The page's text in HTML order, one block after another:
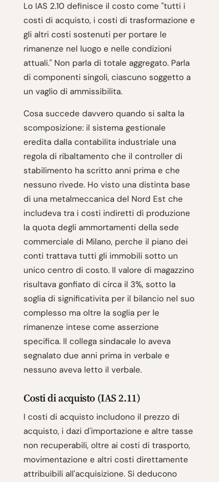
Lo IAS 2.10 definisce il costo come "tutti i
costi di acquisto, i costi di trasformazione e
gli altri costi sostenuti per portare le
rimanenze nel luogo e nelle condizioni
attuali." Non parla di totale aggregato. Parla
di componenti singoli, ciascuno soggetto a
un vaglio di ammissibilita.
Cosa succede davvero quando si salta la
scomposizione: il sistema gestionale
eredita dalla contabilita industriale una
regola di ribaltamento che il controller di
stabilimento ha scritto anni prima e che
nessuno rivede. Ho visto una distinta base
di una metalmeccanica del Nord Est che
includeva tra i costi indiretti di produzione
la quota degli ammortamenti della sede
commerciale di Milano, perche il piano dei
conti trattava tutti gli immobili sotto un
unico centro di costo. Il valore di magazzino
risultava gonfiato di circa il 3%, sotto la
soglia di significativita per il bilancio nel suo
complesso ma oltre la soglia per le
rimanenze intese come asserzione
specifica. Il collega sindacale lo aveva
segnalato due anni prima in verbale e
nessuno aveva letto il verbale.
Costi di acquisto (IAS 2.11)
I costi di acquisto includono il prezzo di
acquisto, i dazi d'importazione e altre tasse
non recuperabili, oltre ai costi di trasporto,
movimentazione e altri costi direttamente
attribuibili all'acquisizione. Si deducono